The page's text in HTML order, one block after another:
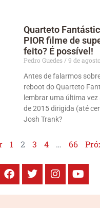
Quarteto
PIOR filme de
feito? É possível!
Pedro Guedes
9 de
Antes de falarmos
reboot do Quarteto
lembrar uma última
de 2015 dirigida (até
Josh Trank?
1 2 3 4 … 66